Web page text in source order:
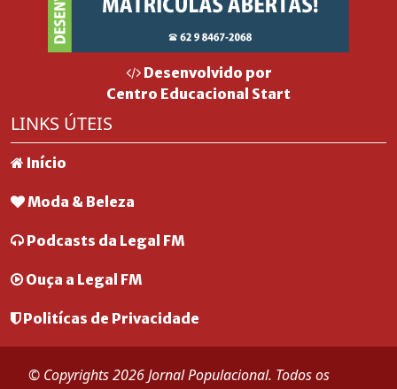
Desenvolvido por
Centro Educacional Start
LINKS ÚTEIS
Início
Moda & Beleza
Podcasts da Legal FM
Ouça a Legal FM
Politícas de Privacidade
© Copyrights 2026 Jornal Populacional. Todos os